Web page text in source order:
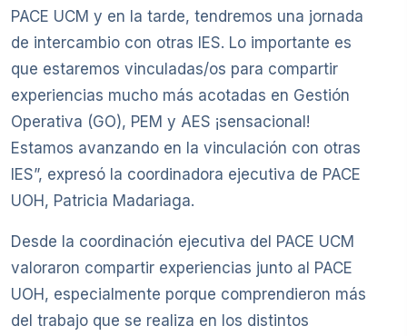
PACE UCM y en la tarde, tendremos una jornada
de intercambio con otras IES. Lo importante es
que estaremos vinculadas/os para compartir
experiencias mucho más acotadas en Gestión
Operativa (GO), PEM y AES ¡sensacional!
Estamos avanzando en la vinculación con otras
IES”, expresó la coordinadora ejecutiva de PACE
UOH, Patricia Madariaga.
Desde la coordinación ejecutiva del PACE UCM
valoraron compartir experiencias junto al PACE
UOH, especialmente porque comprendieron más
del trabajo que se realiza en los distintos